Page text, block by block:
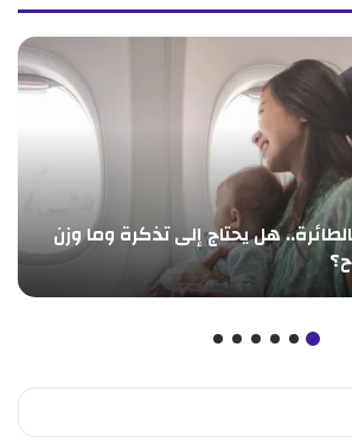
هل يحتاج إلى تذكرة وما وزن